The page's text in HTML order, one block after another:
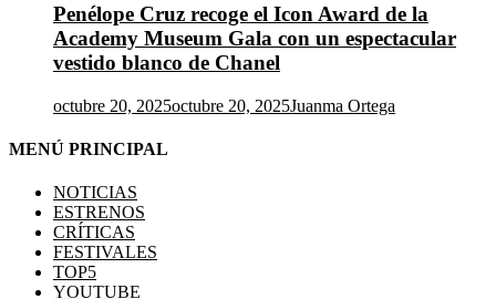
Penélope Cruz recoge el Icon Award de la
Academy Museum Gala con un espectacular
vestido blanco de Chanel
octubre 20, 2025octubre 20, 2025Juanma Ortega
MENÚ PRINCIPAL
NOTICIAS
ESTRENOS
CRÍTICAS
FESTIVALES
TOP5
YOUTUBE